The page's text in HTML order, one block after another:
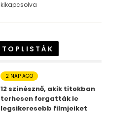
kikapcsolva
TOPLISTÁK
2 NAP AGO
12 színésznő, akik titokban
terhesen forgatták le
legsikeresebb filmjeiket